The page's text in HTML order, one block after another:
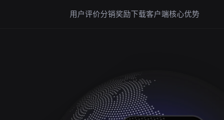
用户评价分销奖励下载客户端核心优势